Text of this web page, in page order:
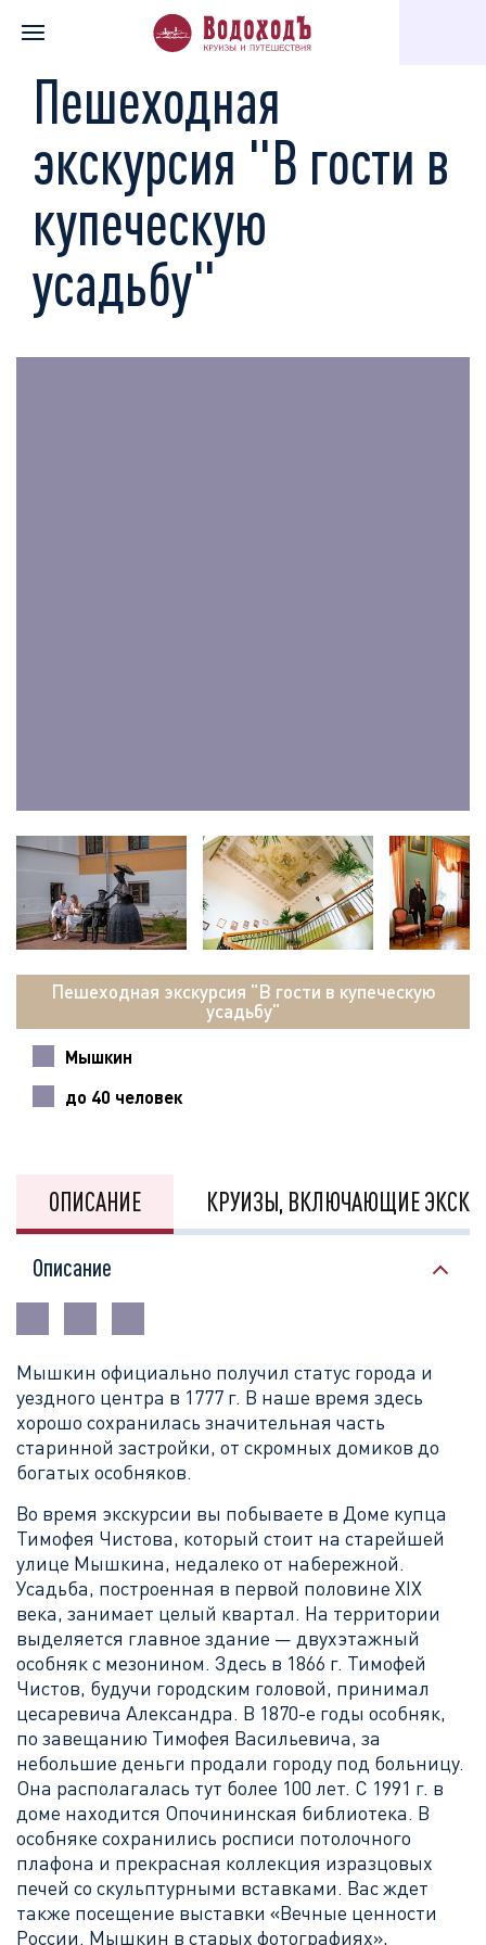
Главная Каталог экскурсий Усадьбы, дворцы, музеи-
Пешеходная
экскурсия "В гости в
купеческую
усадьбу"
Пешеходная экскурсия "В гости в купеческую
усадьбу"
Мышкин
до 40 человек
ОПИСАНИЕ КРУИЗЫ, ВКЛЮЧАЮЩИЕ
Описание
Мышкин официально получил статус города и
уездного центра в 1777 г. В наше время здесь
хорошо сохранилась значительная часть
старинной застройки, от скромных домиков до
богатых особняков.
Во время экскурсии вы побываете в Доме купца
Тимофея Чистова, который стоит на старейшей
улице Мышкина, недалеко от набережной.
Усадьба, построенная в первой половине XIX
века, занимает целый квартал. На территории
выделяется главное здание — двухэтажный
особняк с мезонином. Здесь в 1866 г. Тимофей
Чистов, будучи городским головой, принимал
цесаревича Александра. В 1870-е годы особняк,
по завещанию Тимофея Васильевича, за
небольшие деньги продали городу под больницу.
Она располагалась тут более 100 лет. С 1991 г. в
доме находится Опочининская библиотека. В
особняке сохранились росписи потолочного
плафона и прекрасная коллекция изразцовых
печей со скульптурными вставками. Вас ждет
также посещение выставки «Вечные ценности
России. Мышкин в старых фотографиях»,